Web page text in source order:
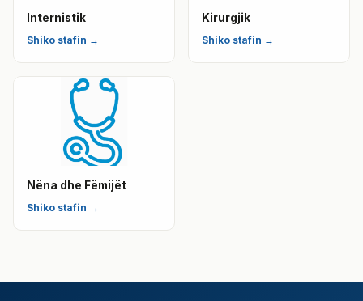
Internistik
Shiko stafin →
Kirurgjik
Shiko stafin →
Nëna dhe Fëmijët
Shiko stafin →